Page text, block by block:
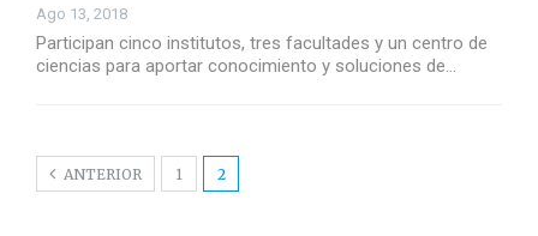
Ago 13, 2018
Participan cinco institutos, tres facultades y un centro de
ciencias para aportar conocimiento y soluciones de…
ANTERIOR 1 2